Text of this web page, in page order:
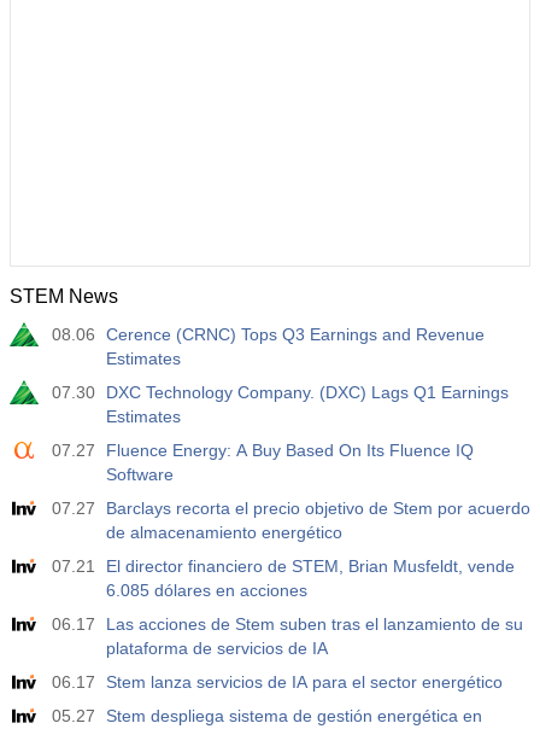
STEM News
08.06
Cerence (CRNC) Tops Q3 Earnings and Revenue
Estimates
07.30
DXC Technology Company. (DXC) Lags Q1 Earnings
Estimates
07.27
Fluence Energy: A Buy Based On Its Fluence IQ
Software
07.27
Barclays recorta el precio objetivo de Stem por acuerdo
de almacenamiento energético
07.21
El director financiero de STEM, Brian Musfeldt, vende
6.085 dólares en acciones
06.17
Las acciones de Stem suben tras el lanzamiento de su
plataforma de servicios de IA
06.17
Stem lanza servicios de IA para el sector energético
05.27
Stem despliega sistema de gestión energética en